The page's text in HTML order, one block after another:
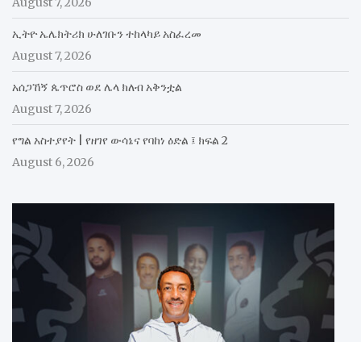
ኢትዮ ኤሌክትሪክ ሁለገቡን ተከላካይ አስፈረመ
August 7, 2026
አሰጋኸኝ ጴጥሮስ ወደ ሌላ ክለብ አቅንቷል
August 7, 2026
የግል አስተያየት | የዘገየ ውሳኔና የባከነ ዕድል ፤ ክፍል 2
August 6, 2026